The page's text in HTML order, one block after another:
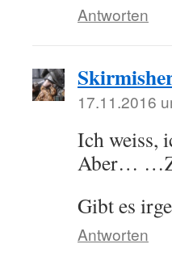
Antworten
17.11.2016
Ich weiss,
Aber…
Gibt es
Antworten